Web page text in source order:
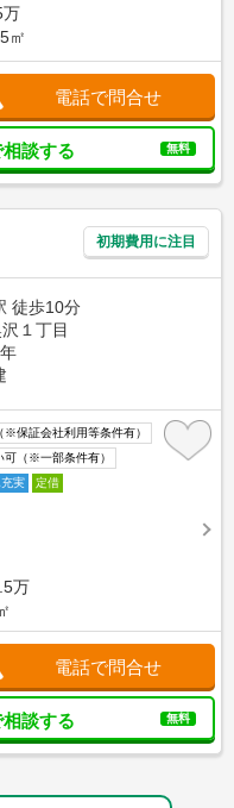
万
㎡
電話で問合せ
談する 無料
初期費用に注目
徒歩10分
１丁目
保証会社利用等条件有）
可（※一部条件有）
実
定借
万
電話で問合せ
談する 無料